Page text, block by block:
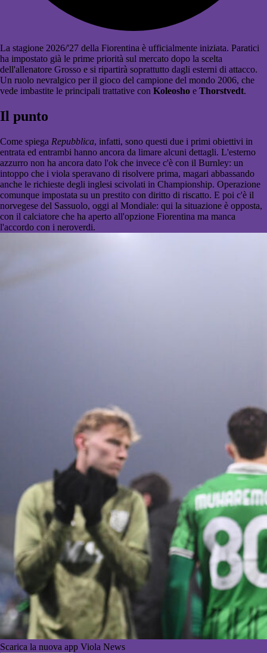
La stagione 2026/'27 della Fiorentina è ufficialmente iniziata. Paratici
ha impostato già le prime priorità sul mercato dopo la scelta
dell'allenatore Grosso e si ripartirà soprattutto dagli esterni di attacco.
Un ruolo nevralgico per il gioco del campione del mondo 2006, che
vede imbastite le principali trattative con Koleosho e Thorstvedt.
Il punto
Come spiega Repubblica, infatti, sono questi due i primi obiettivi in
entrata ed entrambi hanno ancora da limare alcuni dettagli. L'esterno
azzurro non ha ancora dato l'ok che invece c'è con il Burnley: un
intoppo che i viola speravano di risolvere prima, magari abbassando
anche le richieste degli inglesi scivolati in Championship. Operazione
comunque impostata su un prestito con diritto di riscatto. E poi c'è il
norvegese del Sassuolo, oggi al Mondiale: qui la situazione è opposta,
con il calciatore che ha aperto all'opzione Fiorentina ma manca
l'accordo con i neroverdi.
Scarica la nuova app Viola News